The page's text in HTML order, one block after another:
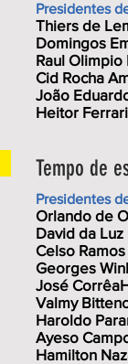
Presidentes
Thiers de
Domingos
Raul Olimpio
Cid Rocha
João
Heitor Ferrari
Tempo de
Presidentes
Orlando de
David da Luz
Celso
Georges
José
Valmy
Haroldo
Ayeso
Hamilton